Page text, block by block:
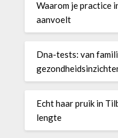
Waarom je practice
aanvoelt
Dna-tests: van
Echt haar pruik in
lengte